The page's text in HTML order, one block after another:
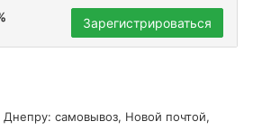
Зарегистрироваться
Днепру: самовывоз, Новой почтой,